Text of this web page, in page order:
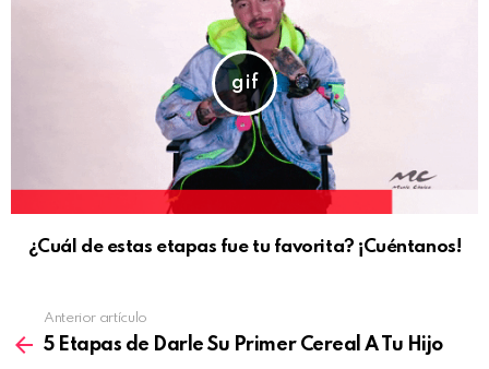
¿Cuál de estas etapas fue tu favorita? ¡Cuéntanos!
Anterior artículo
5 Etapas de Darle Su Primer Cereal A Tu Hijo